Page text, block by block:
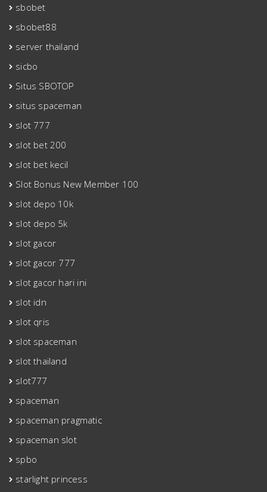
sbobet
sbobet88
server thailand
sicbo
Situs SBOTOP
situs spaceman
slot 777
slot bet 200
slot bet kecil
Slot Bonus New Member 100
slot depo 10k
slot depo 5k
slot gacor
slot gacor 777
slot gacor hari ini
slot idn
slot qris
slot spaceman
slot thailand
slot777
spaceman
spaceman pragmatic
spaceman slot
spbo
starlight princess